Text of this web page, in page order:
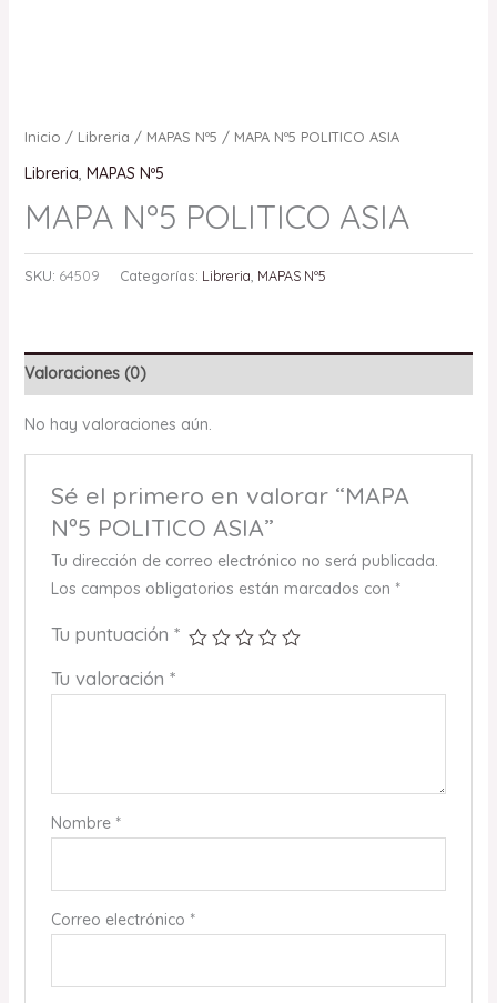
Inicio / Libreria / MAPAS Nº5 / MAPA Nº5 POLITICO ASIA
Libreria, MAPAS Nº5
MAPA Nº5 POLITICO ASIA
SKU: 64509 Categorías: Libreria MAPAS Nº5
Valoraciones (0)
No hay valoraciones aún.
Sé el primero en valorar “MAPA
Nº5 POLITICO ASIA”
Tu dirección de correo electrónico no será publicada.
Los campos obligatorios están marcados con *
Tu puntuación *
Tu valoración *
Nombre *
Correo electrónico *